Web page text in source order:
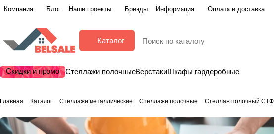
Компания Блог Наши проекты Бренды Информация Оплата и доставка
Каталог
Скидки и промо Стеллажи полочныеВерстакиШкафы гардеробные
Главная Каталог Стеллажи металлические Стеллажи полочные Стеллаж полочный СТФ